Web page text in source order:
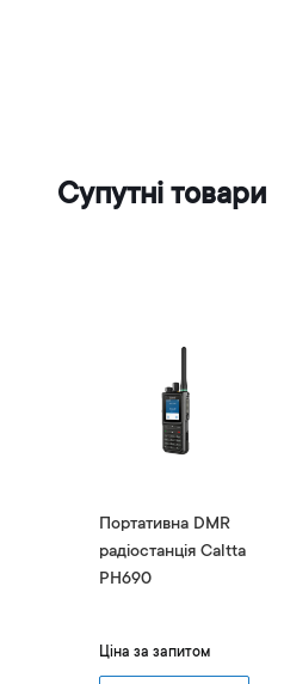
Супутні товари
Портативна DMR
радіостанція Caltta
PH690
Ціна за запитом